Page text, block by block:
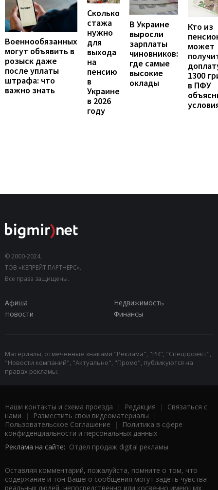
Военнообязанных
могут объявить в
розыск даже
после уплаты
штрафа: что
важно знать
Сколько
стажа
нужно
для
выхода
на
пенсию
в
Украине
в 2026
году
В Украине
выросли
зарплаты
чиновников:
где самые
высокие
оклады
Кто из
может
1300
в ПФУ
© 2000-2024,
ТОВ «КЕПРЕЙТ ПАРТНЕРС».
Все права защищены.
Афиша
Недвижимость
Новости
Финансы
Материалы, отмеченные знаками "Реклама", "PR", "Спецпроект",
"Новости компаний", "Актуально", "Промо", публикуются на
правах рекламы.
Наши контакты и схема проезда | Редакция | Связаться с
нами | Разместить свои видеоматериалы |
Пользовательское Соглашение |
Политика в сфере
конфиденциальности и персональных данных
Реклама на сайте: Отдел продаж digital рекламы
Оставляя комментарий, пожалуйста, помните о том, что
содержание и тон Вашего сообщения могут задеть чувства
реальных людей, непосредственно или косвенно имеющих